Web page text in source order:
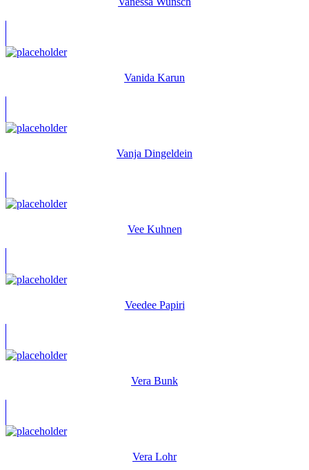
Vanida Karun
Vanja Dingeldein
Vee Kuhnen
Veedee Papiri
Vera Bunk
Vera Lohr